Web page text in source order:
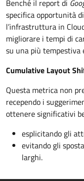
Benché il report di
specifica opportunità
l’infrastruttura in
migliorare i tempi di
su una più tempestiva
Cumulative Layout
Questa metrica non
recependo i
ottenere significativi
esplicitando gli
evitando gli
larghi.